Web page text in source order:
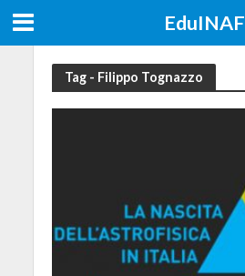
EduINAF
Tag - Filippo Tognazzo